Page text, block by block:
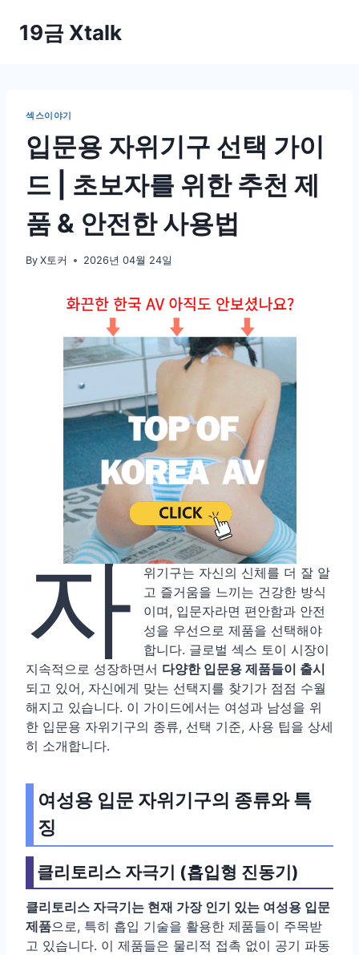
19금 Xtalk
섹스이야기
입문용 자위기구 선택 가이
드 | 초보자를 위한 추천 제
품 & 안전한 사용법
By X토커 2026년 04월 24일
자
위기구는 자신의 신체를 더 잘 알
고 즐거움을 느끼는 건강한 방식
이며, 입문자라면 편안함과 안전
성을 우선으로 제품을 선택해야
합니다. 글로벌 섹스 토이 시장이
지속적으로 성장하면서 다양한 입문용 제품들이 출시
되고 있어, 자신에게 맞는 선택지를 찾기가 점점 수월
해지고 있습니다. 이 가이드에서는 여성과 남성을 위
한 입문용 자위기구의 종류, 선택 기준, 사용 팁을 상세
히 소개합니다.
여성용 입문 자위기구의 종류와 특
징
클리토리스 자극기 (흡입형 진동기)
클리토리스 자극기는 현재 가장 인기 있는 여성용 입문
제품으로, 특히 흡입 기술을 활용한 제품들이 주목받
고 있습니다. 이 제품들은 물리적 접촉 없이 공기 파동